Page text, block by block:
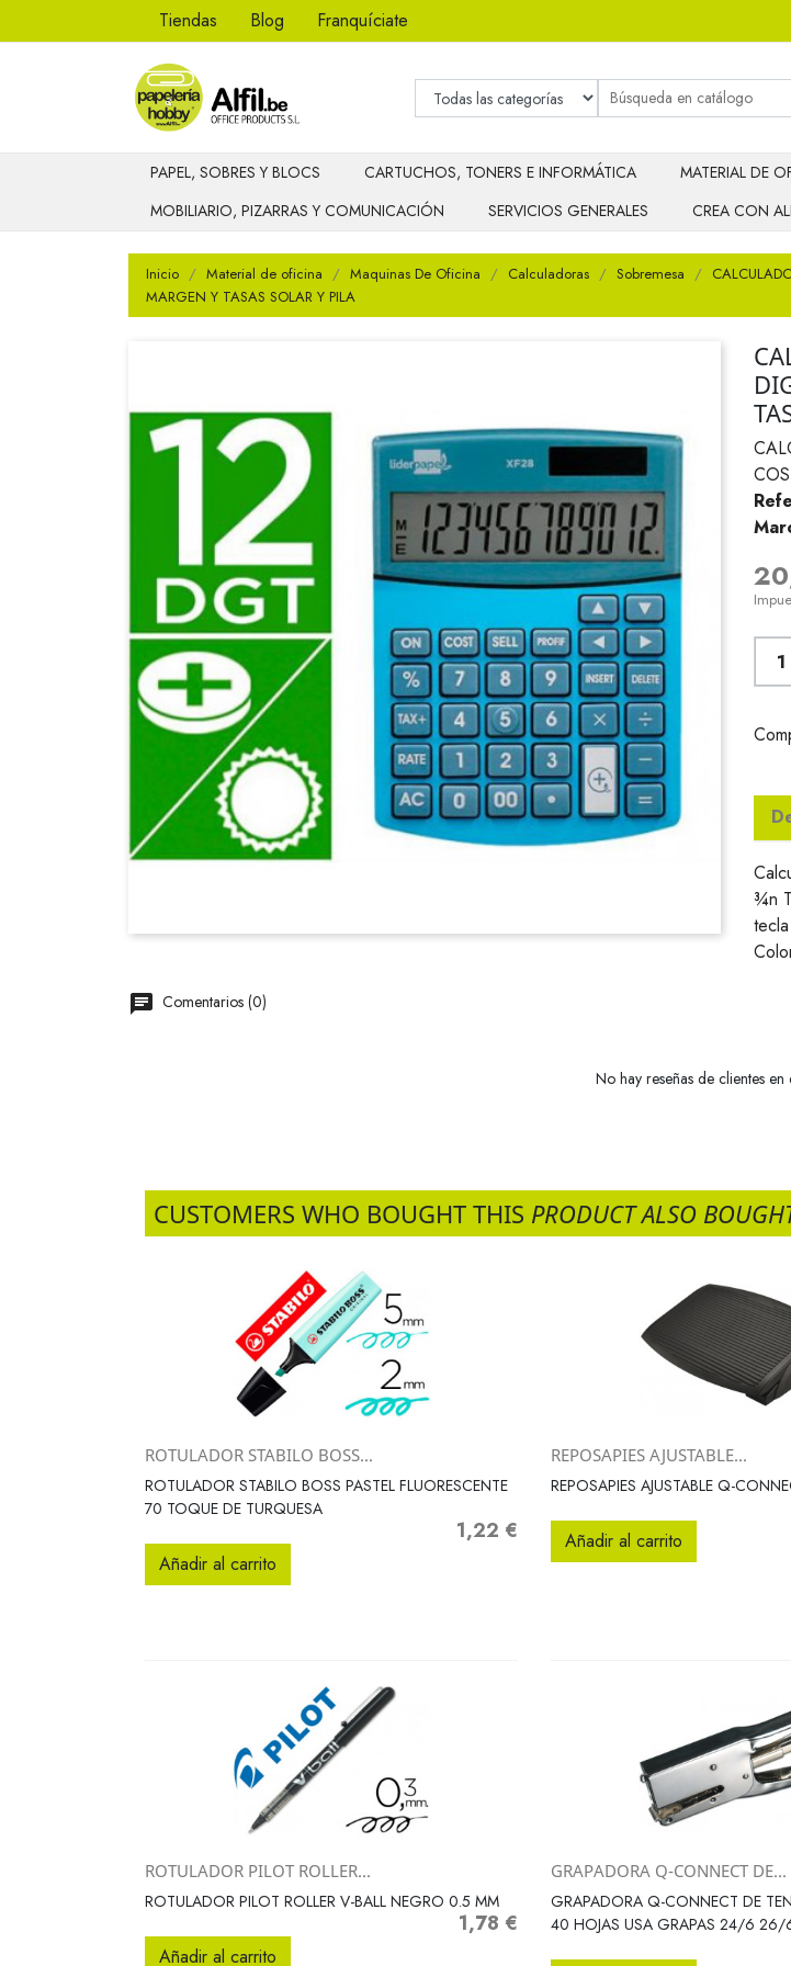
Tiendas Blog Franquíciate
PAPEL, SOBRES Y BLOCS CARTUCHOS, TONERS E INFORMÁTICA MATERIAL DE
MOBILIARIO, PIZARRAS Y COMUNICACIÓN
SERVICIOS GENERALES CREA CON
Inicio Material de oficina Maquinas De Oficina Calculadoras Sobremesa
MARGEN Y TASAS SOLAR Y PILA
¾n
Comentarios (0)
No hay reseñas de clientes en
CUSTOMERS WHO BOUGHT THIS PRODUCT ALSO
 Vista rápida
ROTULADOR STABILO BOSS...
ROTULADOR STABILO BOSS PASTEL FLUORESCENTE
70 TOQUE DE TURQUESA
Precio
1,22 €
Añadir al carrito
 Vista rápida
REPOSAPIES AJUSTABLE...
REPOSAPIES AJUSTABLE Q-
Añadir al carrito
Vista rápida
ROTULADOR PILOT ROLLER...
ROTULADOR PILOT ROLLER V-BALL NEGRO 0.5 MM
Precio
1,78 €
Añadir al carrito
 Vista rápida
GRAPADORA Q-CONNECT DE...
GRAPADORA Q-CONNECT DE
40 HOJAS USA GRAPAS 24/6 26/